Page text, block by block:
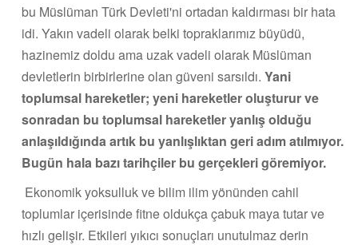
bu Müslüman Türk Devleti'ni ortadan kaldırması bir hata
idi. Yakın vadeli olarak belki topraklarımız büyüdü,
hazinemiz doldu ama uzak vadeli olarak Müslüman
devletlerin birbirlerine olan güveni sarsıldı. Yani
toplumsal hareketler; yeni hareketler oluşturur ve
sonradan bu toplumsal hareketler yanlış olduğu
anlaşıldığında artık bu yanlışlıktan geri adım atılmıyor.
Bugün hala bazı tarihçiler bu gerçekleri göremiyor.
Ekonomik yoksulluk ve bilim ilim yönünden cahil
toplumlar içerisinde fitne oldukça çabuk maya tutar ve
hızlı gelişir. Etkileri yıkıcı sonuçları unutulmaz derin